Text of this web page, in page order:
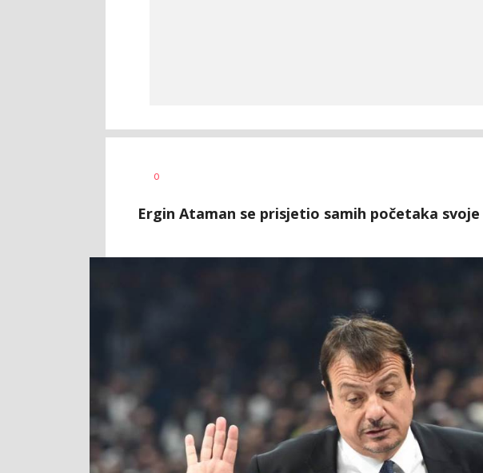
AUTOR
0
Ergin Ataman se prisjetio samih početaka